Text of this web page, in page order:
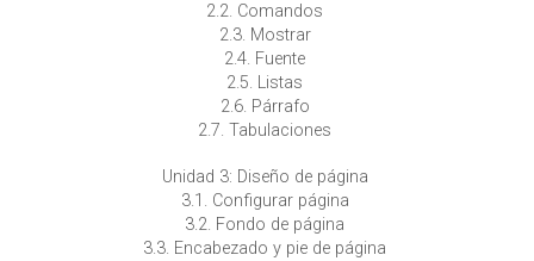
2.2. Comandos
2.3. Mostrar
2.4. Fuente
2.5. Listas
2.6. Párrafo
2.7. Tabulaciones
Unidad 3: Diseño de página
3.1. Configurar página
3.2. Fondo de página
3.3. Encabezado y pie de página